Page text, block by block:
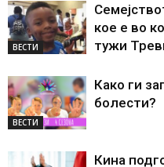
ВЕСТИ
кое е во
тужи
ВЕСТИ
Како ги
болести?
Кина